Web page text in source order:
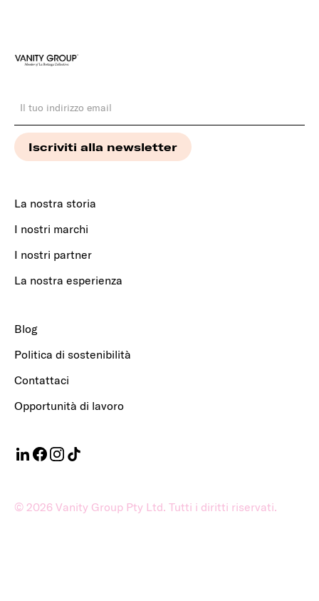
La nostra storia
I nostri marchi
I nostri partner
La nostra esperienza
Blog
Politica di sostenibilità
Contattaci
Opportunità di lavoro
© 2026 Vanity Group Pty Ltd. Tutti i diritti riservati.